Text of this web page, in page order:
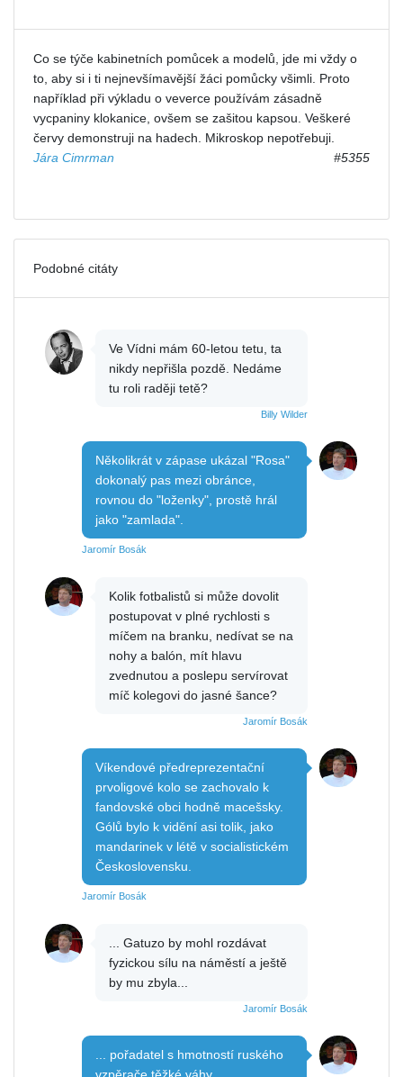
Co se týče kabinetních pomůcek a modelů, jde mi vždy o
to, aby si i ti nejnevšímavější žáci pomůcky všimli. Proto
například při výkladu o veverce používám zásadně
vycpaniny klokanice, ovšem se zašitou kapsou. Veškeré
červy demonstruji na hadech. Mikroskop nepotřebuji.
Jára Cimrman
#5355
Podobné citáty
Ve Vídni mám 60-letou tetu, ta
nikdy nepřišla pozdě. Nedáme
tu roli raději tetě?
Billy Wilder
Několikrát v zápase ukázal "Rosa"
dokonalý pas mezi obránce,
rovnou do "loženky", prostě hrál
jako "zamlada".
Jaromír Bosák
Kolik fotbalistů si může dovolit
postupovat v plné rychlosti s
míčem na branku, nedívat se na
nohy a balón, mít hlavu
zvednutou a poslepu servírovat
míč kolegovi do jasné šance?
Jaromír Bosák
Víkendové předreprezentační
prvoligové kolo se zachovalo k
fandovské obci hodně macešsky.
Gólů bylo k vidění asi tolik, jako
mandarinek v létě v socialistickém
Československu.
Jaromír Bosák
... Gatuzo by mohl rozdávat
fyzickou sílu na náměstí a ještě
by mu zbyla...
Jaromír Bosák
... pořadatel s hmotností ruského